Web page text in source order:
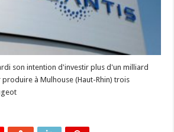
son intention d'investir plus d'un milliard
à Mulhouse (Haut-Rhin) trois